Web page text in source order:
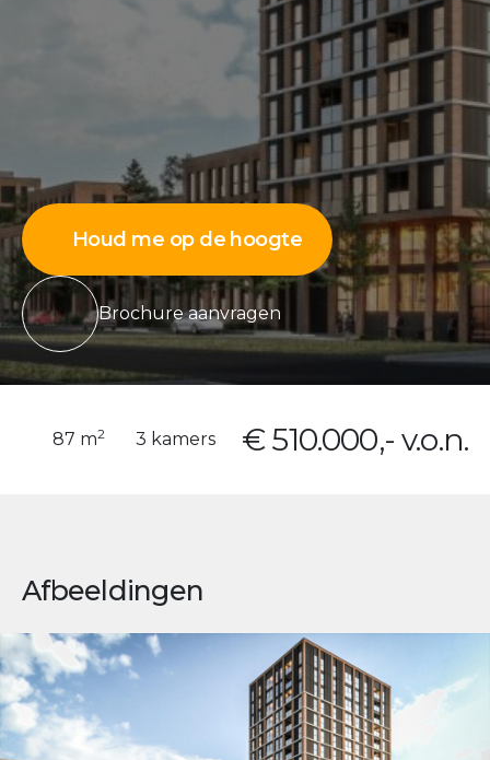
Houd me op de hoogte
Brochure aanvragen
87 m2 3 kamers € 510.000,- v.o.n.
Afbeeldingen